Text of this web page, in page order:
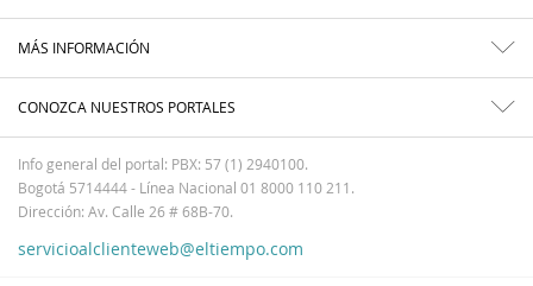
MÁS INFORMACIÓN
CONOZCA NUESTROS PORTALES
Info general del portal: PBX: 57 (1) 2940100.
Bogotá 5714444 - Línea Nacional 01 8000 110 211.
Dirección: Av. Calle 26 # 68B-70.
servicioalclienteweb@eltiempo.com